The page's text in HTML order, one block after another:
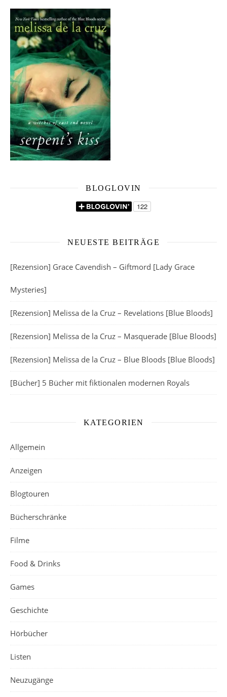
BLOGLOVIN
NEUESTE BEITRÄGE
[Rezension] Grace Cavendish – Giftmord [Lady Grace
Mysteries]
[Rezension] Melissa de la Cruz – Revelations [Blue Bloods]
[Rezension] Melissa de la Cruz – Masquerade [Blue Bloods]
[Rezension] Melissa de la Cruz – Blue Bloods [Blue Bloods]
[Bücher] 5 Bücher mit fiktionalen modernen Royals
KATEGORIEN
Allgemein
Anzeigen
Blogtouren
Bücherschränke
Filme
Food & Drinks
Games
Geschichte
Hörbücher
Listen
Neuzugänge